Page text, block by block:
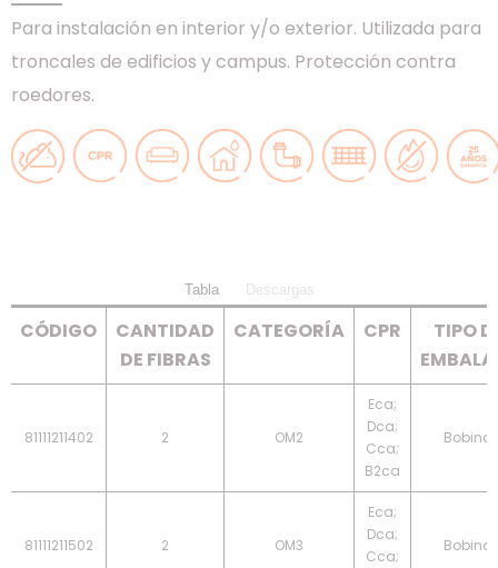
Para instalación en interior y/o exterior. Utilizada para
troncales de edificios y campus. Protección contra
roedores.
Tabla Descargas
CÓDIGO
CANTIDAD
DE FIBRAS
CATEGORÍA CPR
TIPO
81111211402 2 OM2
Eca;
Dca;
Cca;
B2ca
Bobina
81111211502 2 OM3
Eca;
Dca;
Cca;
Bobina